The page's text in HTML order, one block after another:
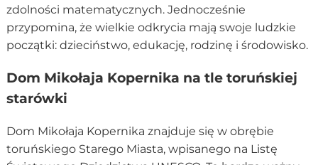
zdolności matematycznych. Jednocześnie
przypomina, że wielkie odkrycia mają swoje ludzkie
początki: dzieciństwo, edukację, rodzinę i środowisko.
Dom Mikołaja Kopernika na tle toruńskiej
starówki
Dom Mikołaja Kopernika znajduje się w obrębie
toruńskiego Starego Miasta, wpisanego na Listę